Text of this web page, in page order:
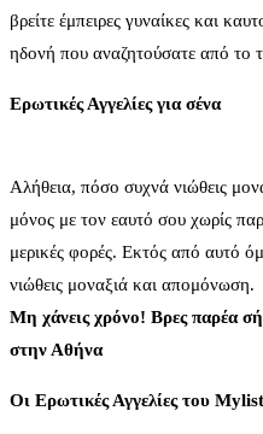
βρείτε έμπειρες γυναίκες και
ηδονή που αναζητούσατε από το
Ερωτικές Αγγελίες για σένα
Αλήθεια, πόσο συχνά νιώθεις
μόνος με τον εαυτό σου χωρίς
μερικές φορές. Εκτός από αυτό
νιώθεις μοναξιά και απομόνωση.
Μη χάνεις χρόνο! Βρες παρέα
στην Αθήνα
Οι Ερωτικές Αγγελίες του Mylist